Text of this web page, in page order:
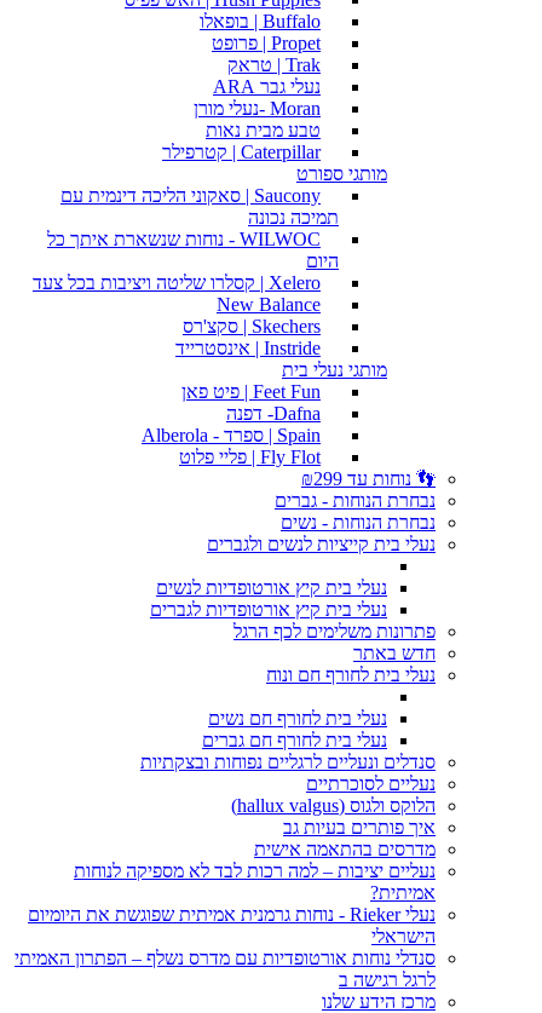
Buffalo | בופאלו
Propet | פרופט
Trak | טראק
נעלי גבר ARA
Moran -נעלי מורן
טבע מבית נאות
Caterpillar | קטרפילר
מותגי ספורט
Saucony | סאקוני הליכה דינמית עם
תמיכה נכונה
WILWOC - נוחות שנשארת איתך כל
היום
Xelero | קסלרו שליטה ויציבות בכל צעד
New Balance
Skechers | סקצ'רס
Instride | אינסטרייד
מותגי נעלי בית
Feet Fun | פיט פאן
Dafna- דפנה
Spain | ספרד - Alberola
Fly Flot | פליי פלוט
👣 נוחות עד ₪299
נבחרת הנוחות - גברים
נבחרת הנוחות - נשים
נעלי בית קייציות לנשים ולגברים
נעלי בית קיץ אורטופדיות לנשים
נעלי בית קיץ אורטופדיות לגברים
פתרונות משלימים לכף הרגל
חדש באתר
נעלי בית לחורף חם ונוח
נעלי בית לחורף חם נשים
נעלי בית לחורף חם גברים
סנדלים ונעליים לרגליים נפוחות ובצקתיות
נעליים לסוכרתיים
הלוקס ולגוס (hallux valgus)
איך פותרים בעיות גב
מדרסים בהתאמה אישית
נעליים יציבות – למה רכות לבד לא מספיקה לנוחות
אמיתית?
נעלי Rieker - נוחות גרמנית אמיתית שפוגשת את היומיום
הישראלי
סנדלי נוחות אורטופדיות עם מדרס נשלף – הפתרון האמיתי
לרגל רגישה ב
מרכז הידע שלנו